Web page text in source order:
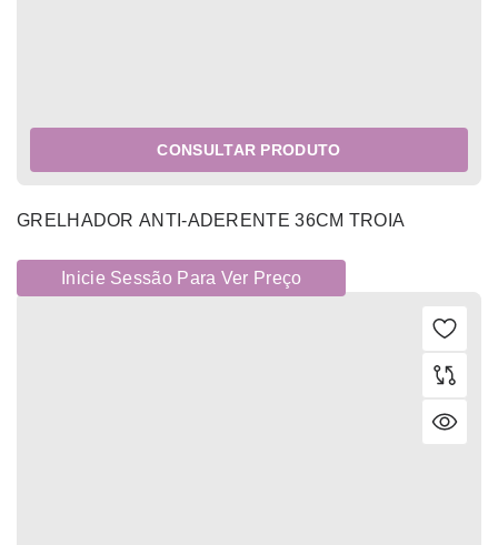
CONSULTAR PRODUTO
GRELHADOR ANTI-ADERENTE 36CM TROIA
Inicie Sessão Para Ver Preço